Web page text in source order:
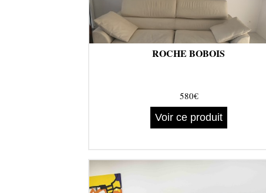
ROCHE BOBOIS
580€
Voir ce produit